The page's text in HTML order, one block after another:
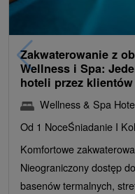
Zakwaterowanie z
Wellness i Spa:
hoteli przez klientów
Wellness & Spa
Od 1 NoceŚniadanie I
Komfortowe
Nieograniczony dostęp
basenów termalnych,